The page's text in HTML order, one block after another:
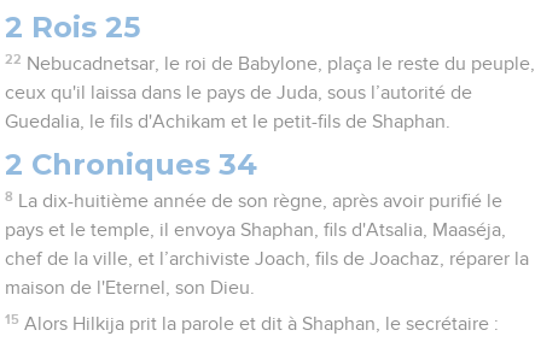
2 Rois 25
22 Nebucadnetsar, le roi de Babylone, plaça le reste du peuple,
ceux qu'il laissa dans le pays de Juda, sous l’autorité de
Guedalia, le fils d'Achikam et le petit-fils de Shaphan.
2 Chroniques 34
8
La dix-huitième année de son règne, après avoir purifié le
pays et le temple, il envoya Shaphan, fils d'Atsalia, Maaséja,
chef de la ville, et l’archiviste Joach, fils de Joachaz, réparer la
maison de l'Eternel, son Dieu.
15 Alors Hilkija prit la parole et dit à Shaphan, le secrétaire :